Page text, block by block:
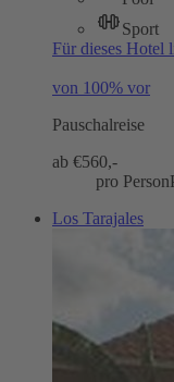
Sport
Für dieses Hotel
von 100% vor
Pauschalreise
ab €560,-
pro Person
Los Tarajales